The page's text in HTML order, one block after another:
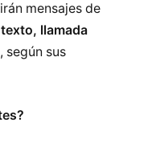
mensajes de
llamada
, según sus